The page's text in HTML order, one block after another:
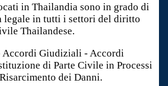
in Thailandia sono in grado di
legale in tutti i settori del diritto
Thailandese.
Accordi Giudiziali - Accordi
di Parte Civile in Processi
dei Danni.